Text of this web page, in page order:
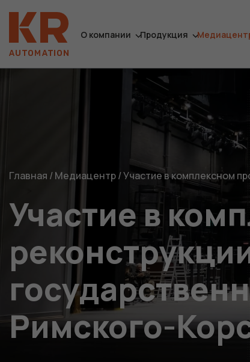
О компании Продукция
Главная /Медиацентр/Участие в комплексном
Участие в
Римского-